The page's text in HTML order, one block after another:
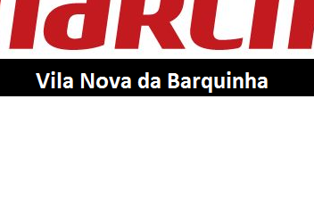
EntroncamentoOnline